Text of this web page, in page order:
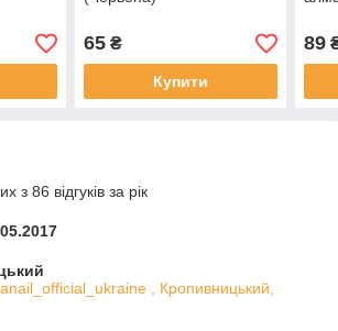
65₴
Купити
89
з 86 відгуків за рік
, Кропивницький,